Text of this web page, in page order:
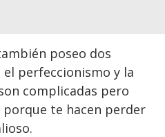
poseo dos
perfeccionismo y la
complicadas pero
te hacen perder